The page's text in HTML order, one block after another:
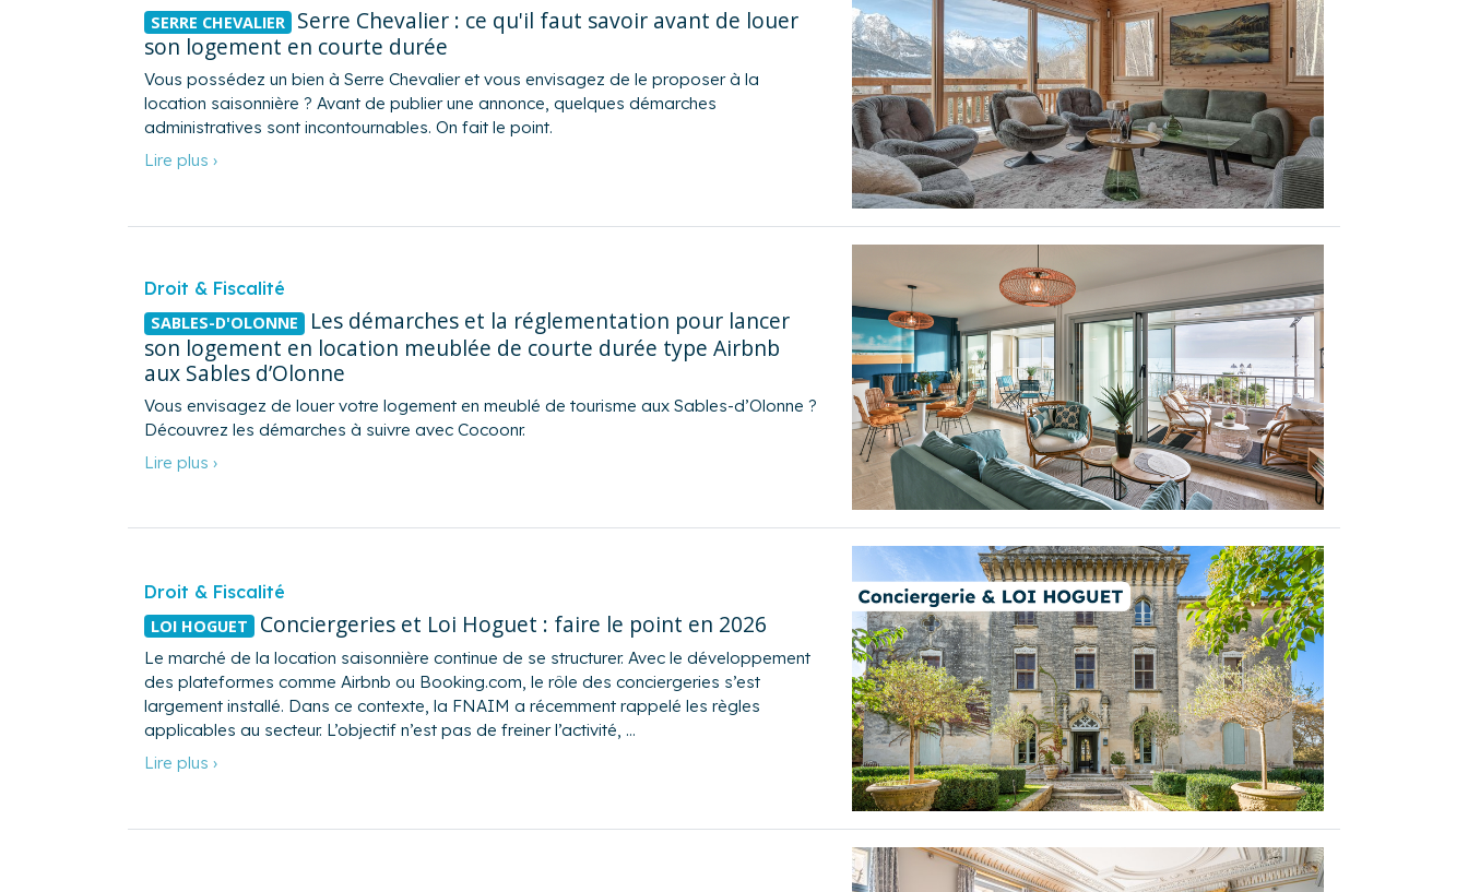
SERRE CHEVALIER Serre Chevalier : ce qu'il faut savoir avant de louer
son logement en courte durée
Vous possédez un bien à Serre Chevalier et vous envisagez de le proposer à la
location saisonnière ? Avant de publier une annonce, quelques démarches
administratives sont incontournables. On fait le point.
Lire plus ›
Droit & Fiscalité
SABLES-D'OLONNE Les démarches et la réglementation pour lancer
son logement en location meublée de courte durée type Airbnb
aux Sables d’Olonne
Vous envisagez de louer votre logement en meublé de tourisme aux Sables-d’Olonne ?
Découvrez les démarches à suivre avec Cocoonr.
Lire plus ›
Droit & Fiscalité
LOI HOGUET Conciergeries et Loi Hoguet : faire le point en 2026
Le marché de la location saisonnière continue de se structurer. Avec le développement
des plateformes comme Airbnb ou Booking.com, le rôle des conciergeries s’est
largement installé. Dans ce contexte, la FNAIM a récemment rappelé les règles
applicables au secteur. L’objectif n’est pas de freiner l’activité, …
Lire plus ›